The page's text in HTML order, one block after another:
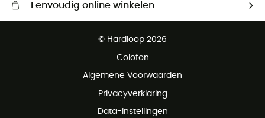
Eenvoudig online winkelen
Gratis retourneren binnen 100 dagen
© Hardloop 2026
Colofon
Algemene Voorwaarden
Privacyverklaring
Data-instellingen